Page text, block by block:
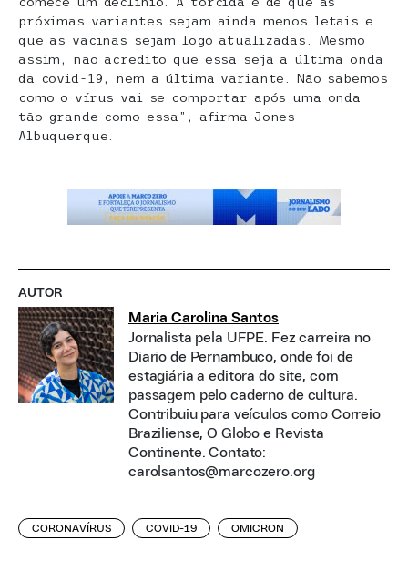
próximas variantes sejam ainda menos letais e
que as vacinas sejam logo atualizadas. Mesmo
assim, não acredito que essa seja a última onda
da covid-19, nem a última variante. Não sabemos
como o vírus vai se comportar após uma onda
tão grande como essa”, afirma Jones
Albuquerque.
AUTOR
Maria Carolina Santos
Jornalista pela UFPE. Fez carreira no
Diario de Pernambuco, onde foi de
estagiária a editora do site, com
passagem pelo caderno de cultura.
Contribuiu para veículos como Correio
Braziliense, O Globo e Revista
Continente. Contato:
carolsantos@marcozero.org
CORONAVÍRUS COVID-19 OMICRON